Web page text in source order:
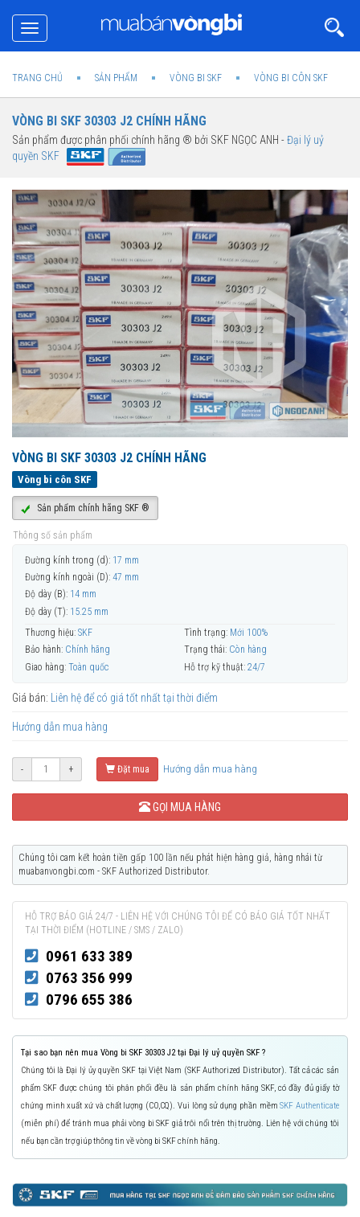
Toggle
navigation
TRANG CHỦ SẢN PHẨM VÒNG BI SKF VÒNG BI CÔN SKF
VÒNG BI SKF 30303 J2 CHÍNH HÃNG
Sản phẩm được phân phối chính hãng ® bởi SKF NGỌC ANH -Đại lý uỷ
quyền SKF
VÒNG BI SKF 30303 J2 CHÍNH HÃNG
Vòng bi côn SKF
Sản phẩm chính hãng SKF ®
Thông số sản phẩm
Đường kính trong (d): 17 mm
Đường kính ngoài (D): 47 mm
Độ dày (B): 14 mm
Độ dày (T): 15.25 mm
Thương hiệu: SKF Tình trạng: Mới 100%
Bảo hành: Chính hãng Trạng thái: Còn hàng
Giao hàng: Toàn quốc Hỗ trợ kỹ thuật: 24/7
Giá bán: Liên hệ để có giá tốt nhất tại thời điểm
Hướng dẫn mua hàng
- + Đặt mua Hướng dẫn mua hàng
GỌI MUA HÀNG
Chúng tôi cam kết hoàn tiền gấp 100 lần nếu phát hiện hàng giả, hàng nhái từ
muabanvongbi.com - SKF Authorized Distributor.
HỖ TRỢ BÁO GIÁ 24/7 - LIÊN HỆ VỚI CHÚNG TÔI ĐỂ CÓ BÁO GIÁ TỐT NHẤT
TẠI THỜI ĐIỂM (HOTLINE / SMS / ZALO)
0961 633 389
0763 356 999
0796 655 386
Tại sao bạn nên mua Vòng bi SKF 30303 J2 tại Đại lý uỷ quyền SKF ?
Chúng tôi là Đại lý ủy quyền SKF tại Việt Nam (SKF Authorized Distributor). Tất cả các sản
phẩm SKF được chúng tôi phân phối đều là sản phẩm chính hãng SKF, có đầy đủ giấy tờ
chứng minh xuất xứ và chất lượng (CO,CQ). Vui lòng sử dụng phần mềmSKF Authenticate
(miễn phí) để tránh mua phải vòng bi SKF giả trôi nổi trên thị trường. Liên hệ với chúng tôi
nếu bạn cần trợ giúp thông tin về vòng bi SKF chính hãng.